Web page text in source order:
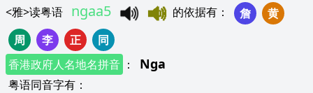
<雅>读粤语 ngaa5 的依据有 ： 詹
黄
周
李 正
同
香港政府人名地名拼音 ： Nga
粤语同音字有 ：